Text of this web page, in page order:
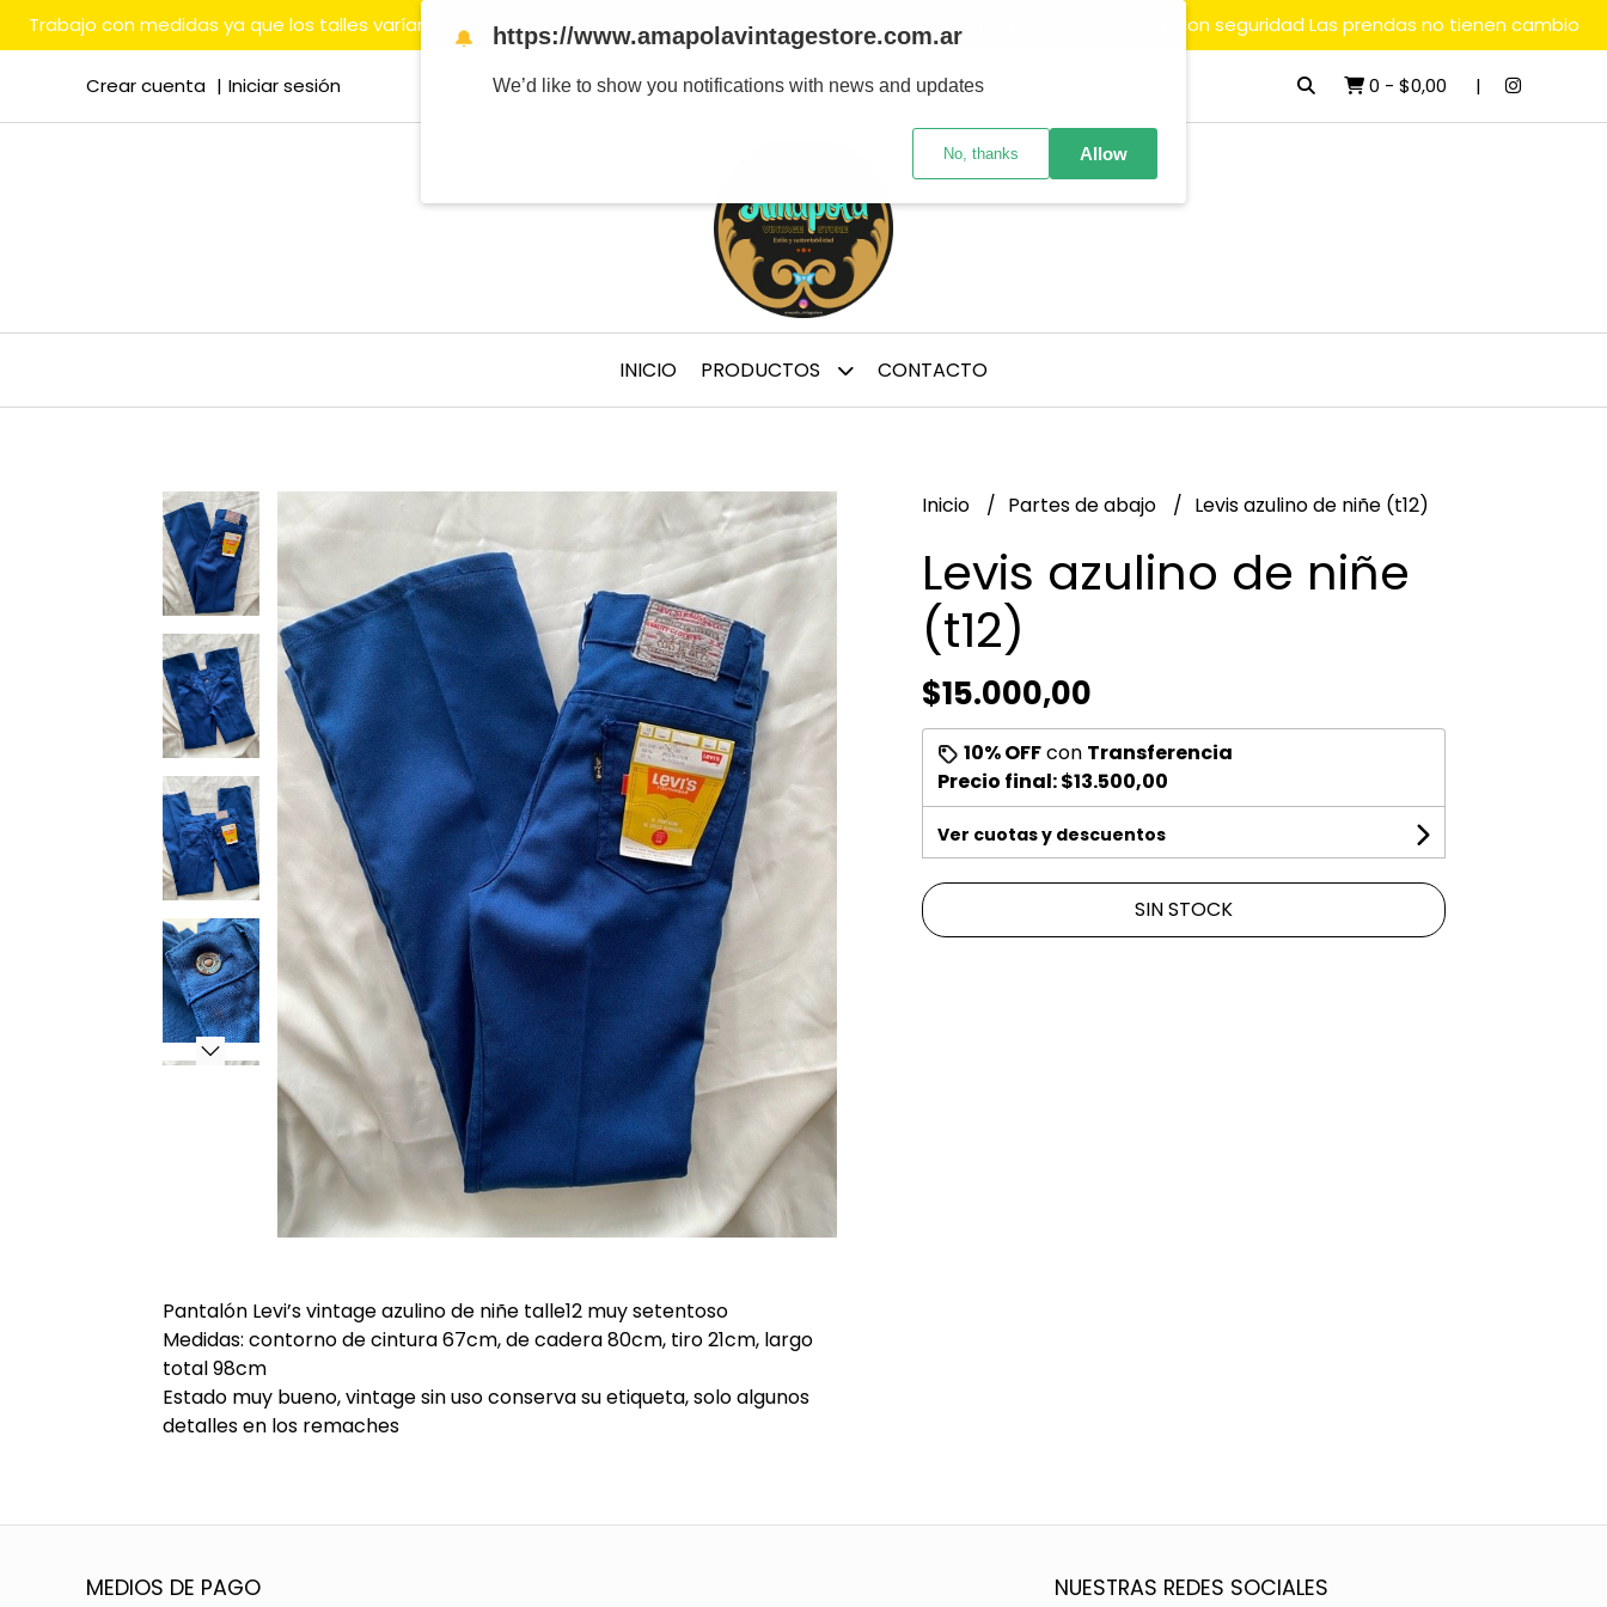
Trabajo con medidas ya que los talles varían mucho entre marcas y/ épocas de confección, te aconsejo medirte para comprar con seguridad Las prendas no tienen cambio
Crear cuenta Iniciar sesión 0 - $0,00
INICIO PRODUCTOS CONTACTO
Pantalón Levi’s vintage azulino de niñe talle12 muy setentoso
Medidas: contorno de cintura 67cm, de cadera 80cm, tiro 21cm, largo
total 98cm
Estado muy bueno, vintage sin uso conserva su etiqueta, solo algunos
detalles en los remaches
Inicio Partes de abajo Levis azulino de niñe (t12)
Levis azulino de niñe
(t12)
$15.000,00
10% OFFcon Transferencia
Precio final:$13.500,00
Ver cuotas y descuentos
SIN STOCK
MEDIOS DE PAGO NUESTRAS REDES SOCIALES
🔔 https://www.amapolavintagestore.com.ar
We’d like to show you notifications with news and updates
No, thanks Allow